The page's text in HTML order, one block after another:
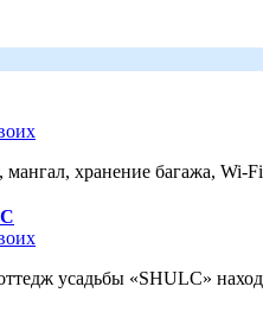
мангал, хранение багажа, Wi-
усадьбы «SHULC»